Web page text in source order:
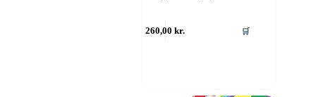
260,00kr. 🛒